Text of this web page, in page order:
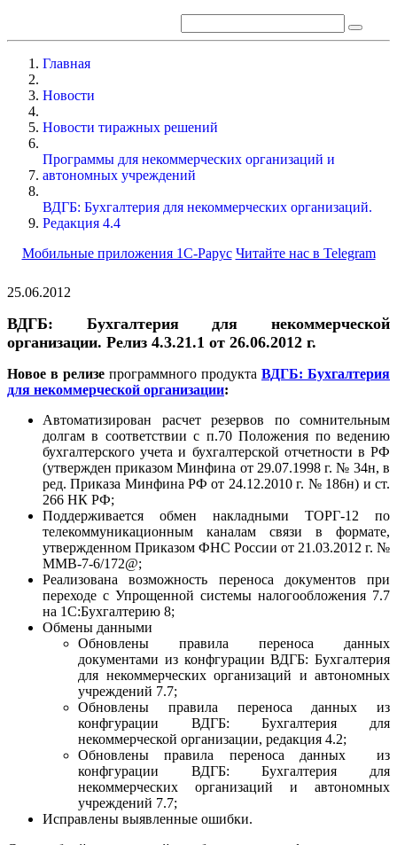
Главная
Новости
Новости тиражных решений
Программы для некоммерческих организаций и
автономных учреждений
ВДГБ: Бухгалтерия для некоммерческих организаций.
Редакция 4.4
Мобильные приложения 1С-Рарус Читайте нас в Telegram
25.06.2012
ВДГБ: Бухгалтерия для некоммерческой
организации. Релиз 4.3.21.1 от 26.06.2012 г.
Новое в релизе программного продукта ВДГБ: Бухгалтерия
для некоммерческой организации:
Автоматизирован расчет резервов по сомнительным
долгам в соответствии с п.70 Положения по ведению
бухгалтерского учета и бухгалтерской отчетности в РФ
(утвержден приказом Минфина от 29.07.1998 г. № 34н, в
ред. Приказа Минфина РФ от 24.12.2010 г. № 186н) и ст.
266 НК РФ;
Поддерживается обмен накладными ТОРГ-12 по
телекоммуникационным каналам связи в формате,
утвержденном Приказом ФНС России от 21.03.2012 г. №
ММВ-7-6/172@;
Реализована возможность переноса документов при
переходе с Упрощенной системы налогообложения 7.7
на 1С:Бухгалтерию 8;
Обмены данными
Обновлены правила переноса данных
документами из конфгурации ВДГБ: Бухгалтерия
для некоммерческих организаций и автономных
учреждений 7.7;
Обновлены правила переноса данных из
конфгурации ВДГБ: Бухгалтерия для
некоммерческой организации, редакция 4.2;
Обновлены правила переноса данных из
конфгурации ВДГБ: Бухгалтерия для
некоммерческих организаций и автономных
учреждений 7.7;
Исправлены выявленные ошибки.